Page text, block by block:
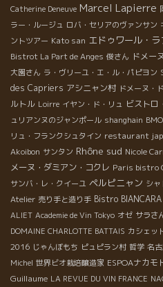
Catherine Deneuve Marcel Lapierre
ラー・ルージュ ロバ・セリアのヴァンサン
ントツアー Kato san エドゥワール・ラ
Bistrot La Part de Anges 俊さん ドメー
大園さん ラ・ヴリーユ・エ・ル・パピヨン
des Capriers アシニャン村 ドメーヌ・
ルトル Loirre イヤン・ド・リュ ビストロ
ュリアンヌのジャンポール shanghain
リュ・フランクシュタイン restaurant
Akoibon サンタン Rhône sud Nicole
メーヌ・ダミアン・コクレ Paris bistro
サンバ・レ・クイーユ ペルピニャン シ
Atelier 売り手と造り手 Bistro BIANCARA
ALIET Academie de Vin Tokyo オゼ サラさ
DOMAINE CHARLOTTE BATTAIS カシェッ
2016 じゃんぼもち ピュピラン村 哲学 名
Michel 世界ビオ栽培醸造家 ESPOAナカモ
Guillaume LA REVUE DU VIN FRANCE